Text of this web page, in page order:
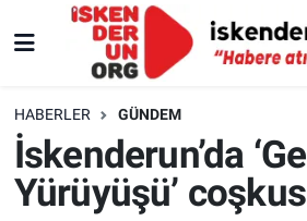
HABERLER GÜNDEM
İskenderun’da
Yürüyüşü’